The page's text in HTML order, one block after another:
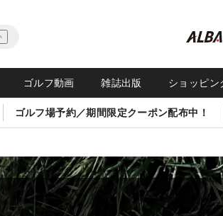
ゴルフ動画 雑誌出版 ショッピン
ゴルフ場予約／期間限定クーポン配布中！